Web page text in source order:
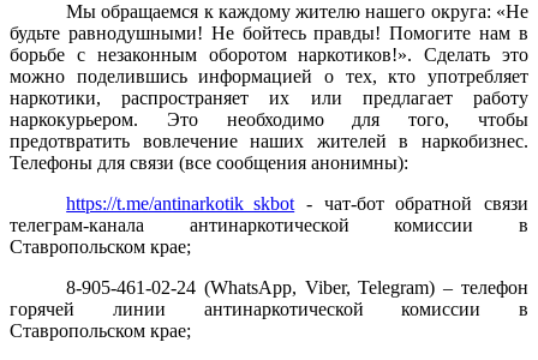
Мы обращаемся к каждому жителю нашего округа: «Не
будьте равнодушными! Не бойтесь правды! Помогите нам в
борьбе с незаконным оборотом наркотиков!». Сделать это
можно поделившись информацией о тех, кто употребляет
наркотики, распространяет их или предлагает работу
наркокурьером. Это необходимо для того, чтобы
предотвратить вовлечение наших жителей в наркобизнес.
Телефоны для связи (все сообщения анонимны):
https://t.me/antinarkotik_skbot - чат-бот обратной связи
телеграм-канала антинаркотической комиссии в
Ставропольском крае;
8-905-461-02-24 (WhatsApp, Viber, Telegram) – телефон
горячей линии антинаркотической комиссии в
Ставропольском крае;